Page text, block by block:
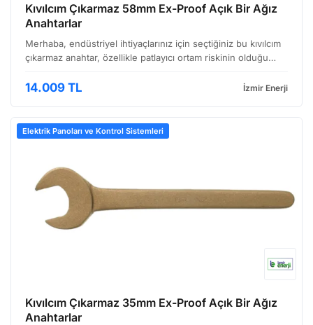
Kıvılcım Çıkarmaz 58mm Ex-Proof Açık Bir Ağız
Anahtarlar
Merhaba, endüstriyel ihtiyaçlarınız için seçtiğiniz bu kıvılcım
çıkarmaz anahtar, özellikle patlayıcı ortam riskinin olduğu
tasarlanmıştır. Bu anahtar, ex-proof (p…
14.009 TL İzmir Enerji
Elektrik Panoları ve Kontrol Sistemleri
Kıvılcım Çıkarmaz 35mm Ex-Proof Açık Bir Ağız
Anahtarlar